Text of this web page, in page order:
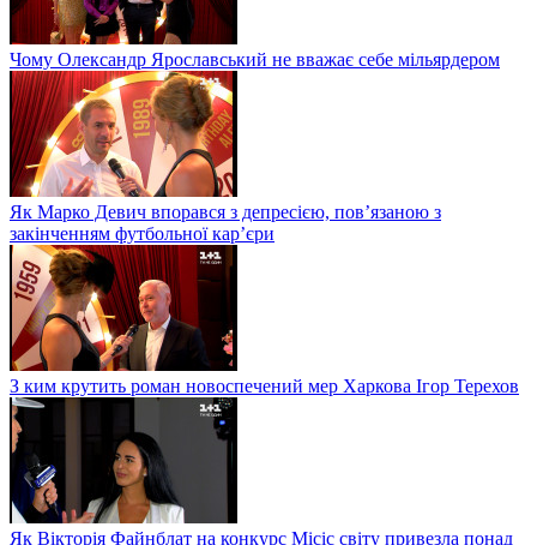
Чому Олександр Ярославський не вважає себе мільярдером
Як Марко Девич впорався з депресією, пов’язаною з
закінченням футбольної кар’єри
З ким крутить роман новоспечений мер Харкова Ігор Терехов
Як Вікторія Файнблат на конкурс Місіс світу привезла понад